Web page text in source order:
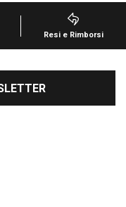
Resi e Rimborsi